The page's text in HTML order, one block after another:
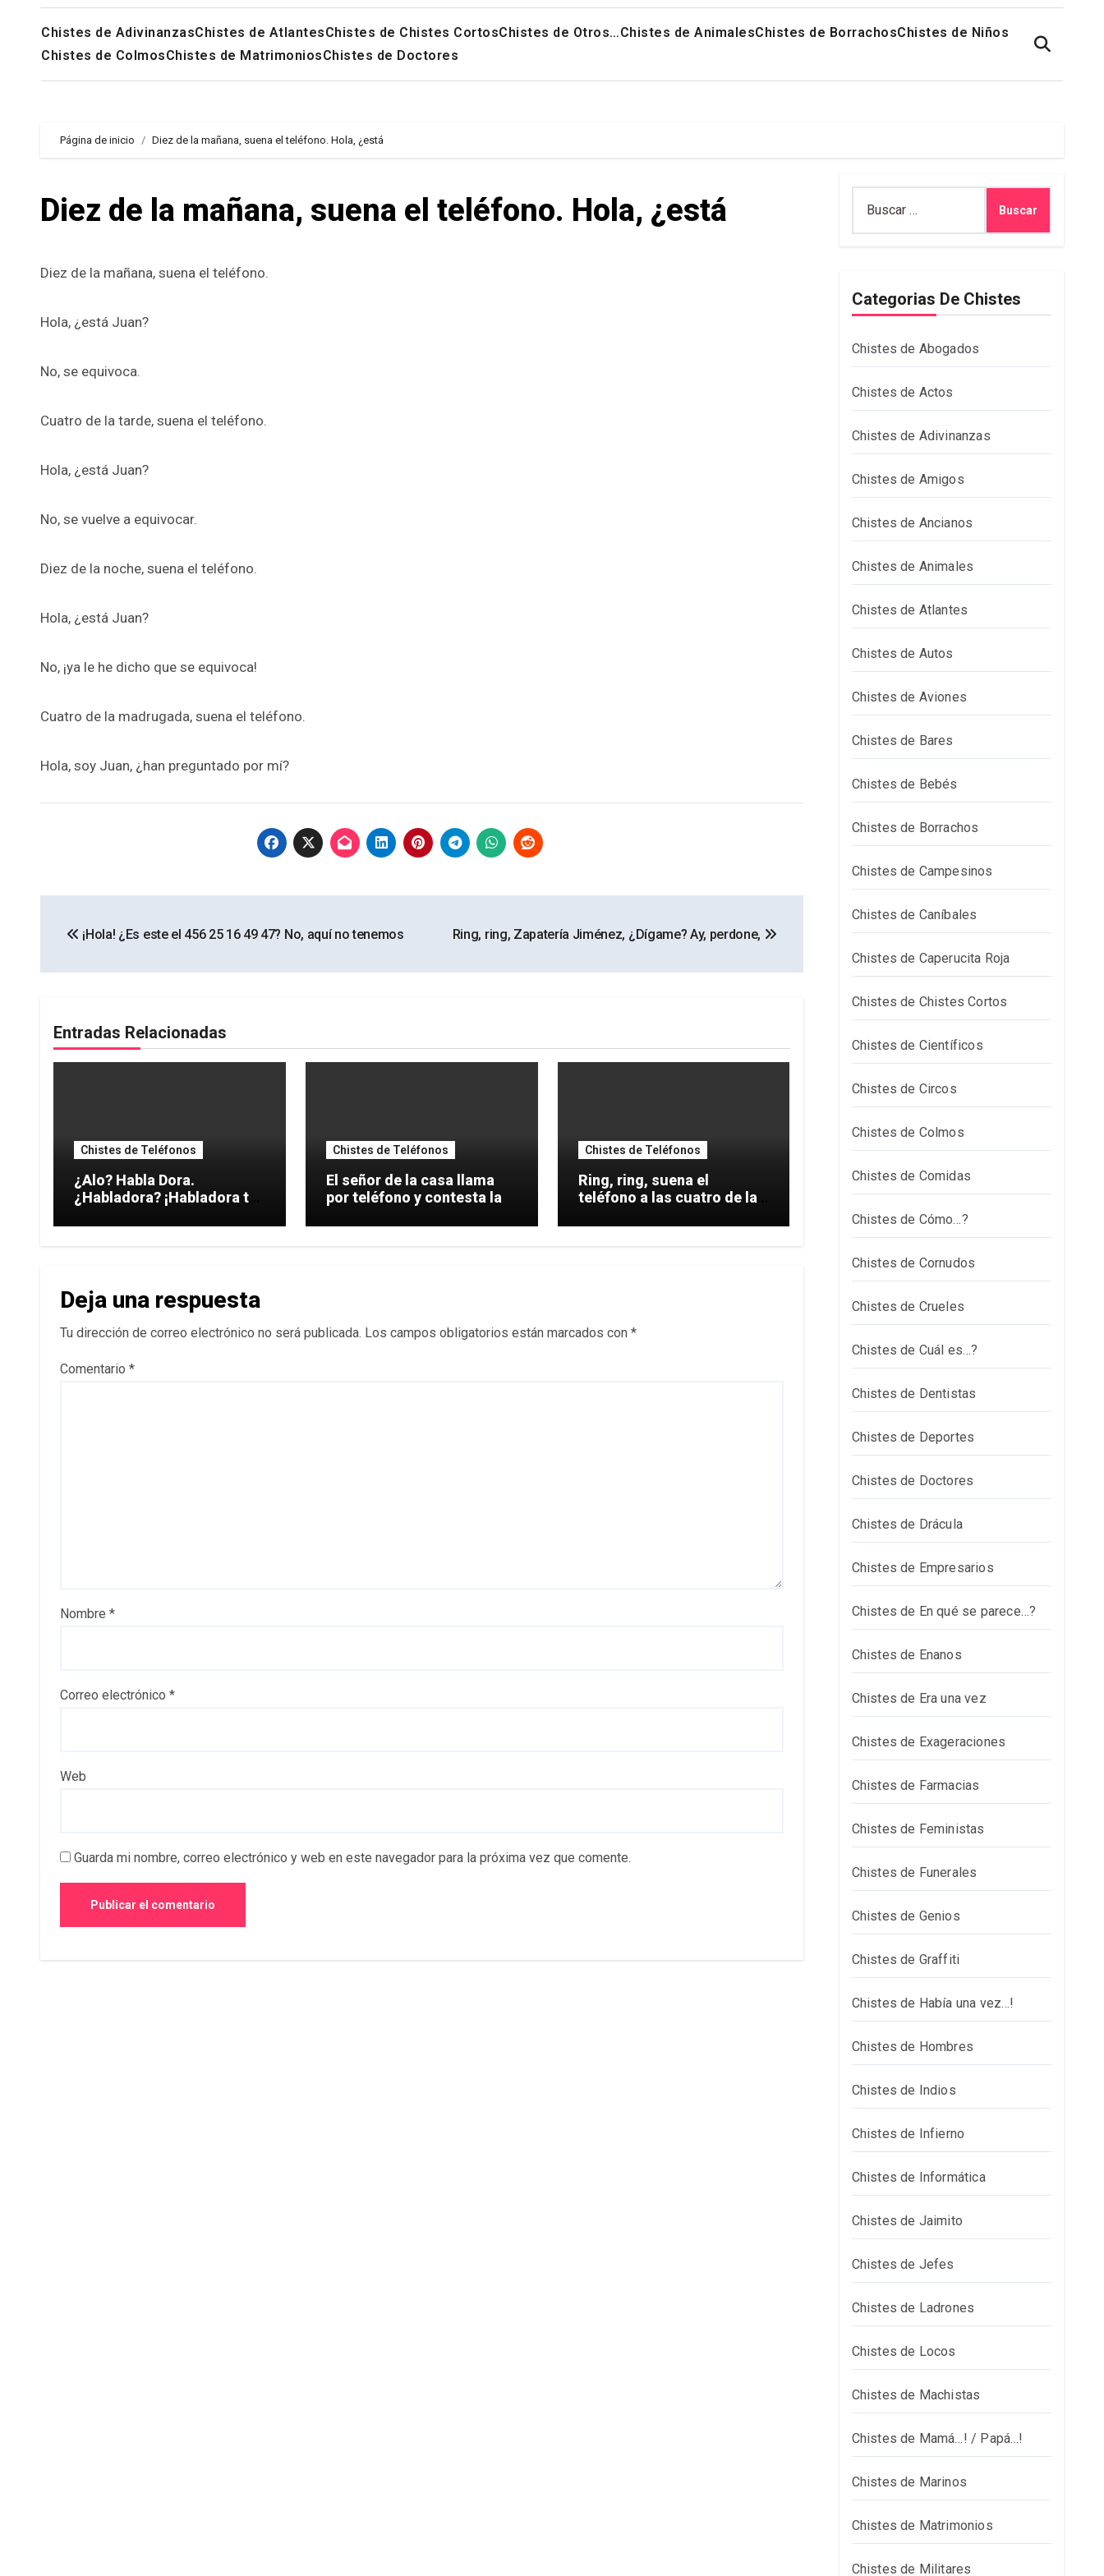
Chistes de AdivinanzasChistes de AtlantesChistes de Chistes CortosChistes de Otros…Chistes de AnimalesChistes de BorrachosChistes de Niños
Chistes de ColmosChistes de MatrimoniosChistes de Doctores
Página de inicio Diez de la mañana, suena el teléfono. Hola, ¿está
Diez de la mañana, suena el teléfono. Hola, ¿está
Diez de la mañana, suena el teléfono.
Hola, ¿está Juan?
No, se equivoca.
Cuatro de la tarde, suena el teléfono.
Hola, ¿está Juan?
No, se vuelve a equivocar.
Diez de la noche, suena el teléfono.
Hola, ¿está Juan?
No, ¡ya le he dicho que se equivoca!
Cuatro de la madrugada, suena el teléfono.
Hola, soy Juan, ¿han preguntado por mí?
de
entradas
¡Hola! ¿Es este el 456 25 16 49 47? No, aquí no tenemos Ring, ring, Zapatería Jiménez, ¿Dígame? Ay, perdone,
Entradas Relacionadas
Chistes de Teléfonos
¿Alo? Habla Dora.
¿Habladora? ¡Habladora tu
Chistes de Teléfonos
El señor de la casa llama
por teléfono y contesta la
Chistes de Teléfonos
Ring, ring, suena el
teléfono a las cuatro de la
Deja una respuesta
Tu dirección de correo electrónico no será publicada. Los campos obligatorios están marcados con *
Comentario *
Nombre *
Correo electrónico *
Web
Guarda mi nombre, correo electrónico y web en este navegador para la próxima vez que comente.
Categorias De Chistes
Chistes de Abogados
Chistes de Actos
Chistes de Adivinanzas
Chistes de Amigos
Chistes de Ancianos
Chistes de Animales
Chistes de Atlantes
Chistes de Autos
Chistes de Aviones
Chistes de Bares
Chistes de Bebés
Chistes de Borrachos
Chistes de Campesinos
Chistes de Caníbales
Chistes de Caperucita Roja
Chistes de Chistes Cortos
Chistes de Científicos
Chistes de Circos
Chistes de Colmos
Chistes de Comidas
Chistes de Cómo…?
Chistes de Cornudos
Chistes de Crueles
Chistes de Cuál es…?
Chistes de Dentistas
Chistes de Deportes
Chistes de Doctores
Chistes de Drácula
Chistes de Empresarios
Chistes de En qué se parece…?
Chistes de Enanos
Chistes de Era una vez
Chistes de Exageraciones
Chistes de Farmacias
Chistes de Feministas
Chistes de Funerales
Chistes de Genios
Chistes de Graffiti
Chistes de Había una vez…!
Chistes de Hombres
Chistes de Indios
Chistes de Infierno
Chistes de Informática
Chistes de Jaimito
Chistes de Jefes
Chistes de Ladrones
Chistes de Locos
Chistes de Machistas
Chistes de Mamá…! / Papá…!
Chistes de Marinos
Chistes de Matrimonios
Chistes de Militares